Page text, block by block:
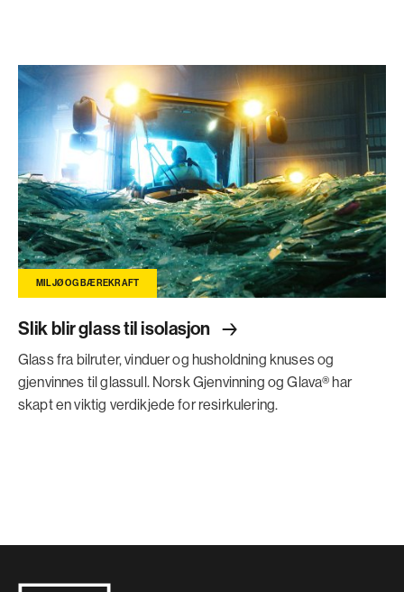
MILJØ OG BÆREKRAFT
Slik blir glass til isolasjon
Glass fra bilruter, vinduer og husholdning knuses og
gjenvinnes til glassull. Norsk Gjenvinning og Glava® har
skapt en viktig verdikjede for resirkulering.